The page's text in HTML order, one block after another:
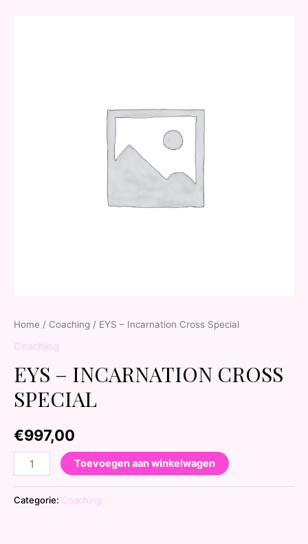
Home / Coaching / EYS – Incarnation Cross Special
Coaching
EYS – INCARNATION CROSS
SPECIAL
€997,00
Toevoegen aan winkelwagen
Categorie: Coaching